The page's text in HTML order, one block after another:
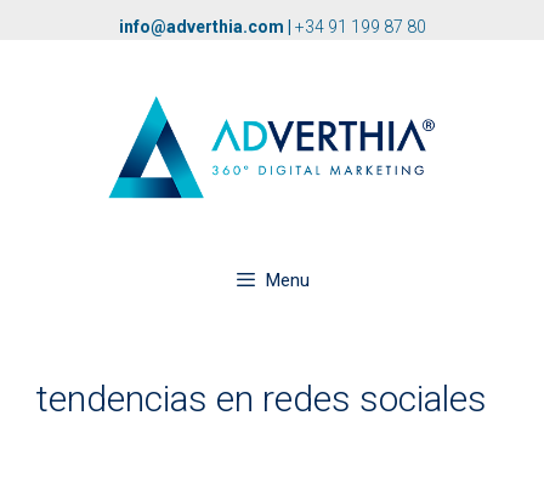
info@adverthia.com +34 91 199 87 80
Menu
tendencias en redes sociales